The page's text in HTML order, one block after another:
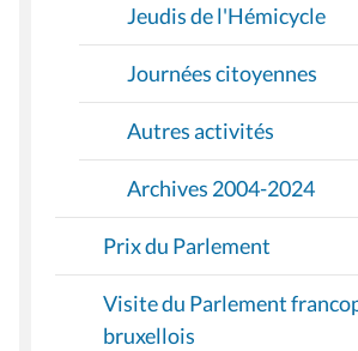
Jeudis de l'Hémicycle
Journées citoyennes
Autres activités
Archives 2004-2024
Prix du Parlement
Visite du Parlement
bruxellois